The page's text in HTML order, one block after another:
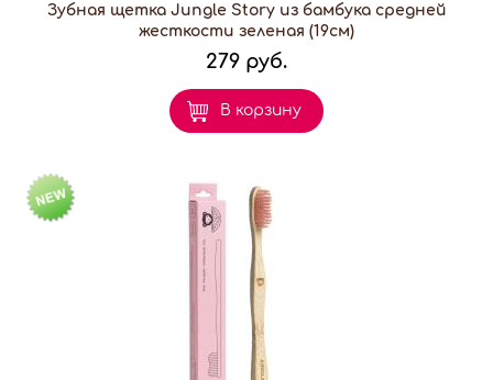
Зубная щетка Jungle Story из бамбука средней
жесткости зеленая (19см)
279 руб.
В корзину